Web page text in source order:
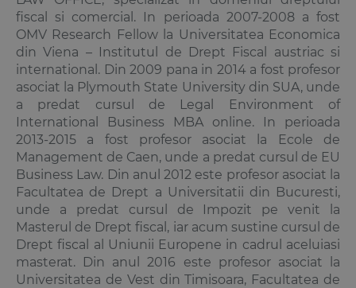
fiscal si comercial. In perioada 2007-2008 a fost
OMV Research Fellow la Universitatea Economica
din Viena – Institutul de Drept Fiscal austriac si
international. Din 2009 pana in 2014 a fost profesor
asociat la Plymouth State University din SUA, unde
a predat cursul de Legal Environment of
International Business MBA online. In perioada
2013-2015 a fost profesor asociat la Ecole de
Management de Caen, unde a predat cursul de EU
Business Law. Din anul 2012 este profesor asociat la
Facultatea de Drept a Universitatii din Bucuresti,
unde a predat cursul de Impozit pe venit la
Masterul de Drept fiscal, iar acum sustine cursul de
Drept fiscal al Uniunii Europene in cadrul aceluiasi
masterat. Din anul 2016 este profesor asociat la
Universitatea de Vest din Timisoara, Facultatea de